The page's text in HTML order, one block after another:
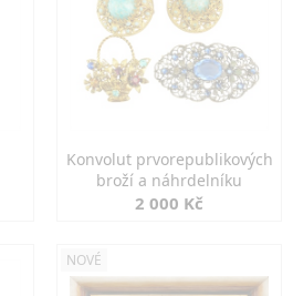
Konvolut prvorepublikových
broží a náhrdelníku
2 000 Kč
NOVÉ